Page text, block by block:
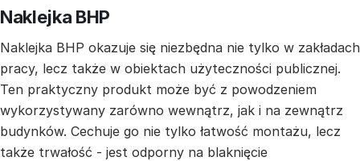
Naklejka BHP
Naklejka BHP okazuje się niezbędna nie tylko w zakładach
pracy, lecz także w obiektach użyteczności publicznej.
Ten praktyczny produkt może być z powodzeniem
wykorzystywany zarówno wewnątrz, jak i na zewnątrz
budynków. Cechuje go nie tylko łatwość montażu, lecz
także trwałość - jest odporny na blaknięcie